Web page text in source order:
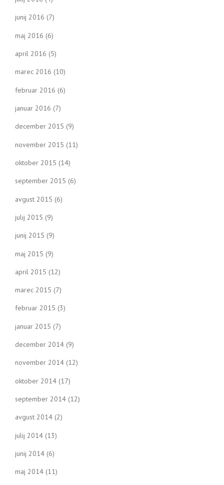
junij 2016 (7)
maj 2016 (6)
april 2016 (5)
marec 2016 (10)
februar 2016 (6)
januar 2016 (7)
december 2015 (9)
november 2015 (11)
oktober 2015 (14)
september 2015 (6)
avgust 2015 (6)
julij 2015 (9)
junij 2015 (9)
maj 2015 (9)
april 2015 (12)
marec 2015 (7)
februar 2015 (3)
januar 2015 (7)
december 2014 (9)
november 2014 (12)
oktober 2014 (17)
september 2014 (12)
avgust 2014 (2)
julij 2014 (13)
junij 2014 (6)
maj 2014 (11)